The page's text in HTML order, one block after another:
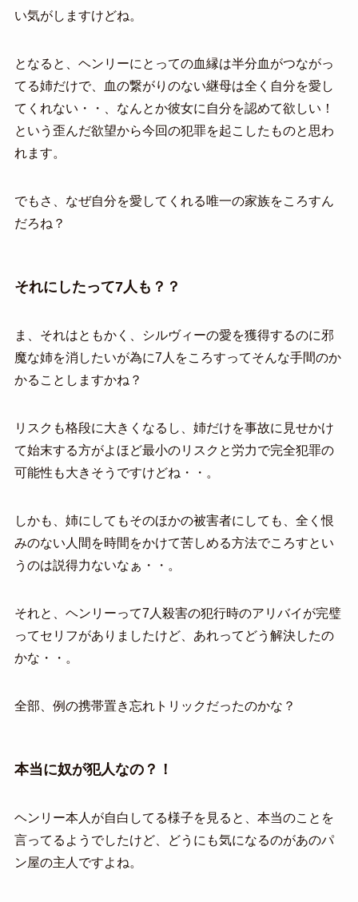
い気がしますけどね。
となると、ヘンリーにとっての血縁は半分血がつながっ
てる姉だけで、血の繋がりのない継母は全く自分を愛し
てくれない・・、なんとか彼女に自分を認めて欲しい！
という歪んだ欲望から今回の犯罪を起こしたものと思わ
れます。
でもさ、なぜ自分を愛してくれる唯一の家族をころすん
だろね？
それにしたって7人も？？
ま、それはともかく、シルヴィーの愛を獲得するのに邪
魔な姉を消したいが為に7人をころすってそんな手間のか
かることしますかね？
リスクも格段に大きくなるし、姉だけを事故に見せかけ
て始末する方がよほど最小のリスクと労力で完全犯罪の
可能性も大きそうですけどね・・。
しかも、姉にしてもそのほかの被害者にしても、全く恨
みのない人間を時間をかけて苦しめる方法でころすとい
うのは説得力ないなぁ・・。
それと、ヘンリーって7人殺害の犯行時のアリバイが完璧
ってセリフがありましたけど、あれってどう解決したの
かな・・。
全部、例の携帯置き忘れトリックだったのかな？
本当に奴が犯人なの？！
ヘンリー本人が自白してる様子を見ると、本当のことを
言ってるようでしたけど、どうにも気になるのがあのパ
ン屋の主人ですよね。